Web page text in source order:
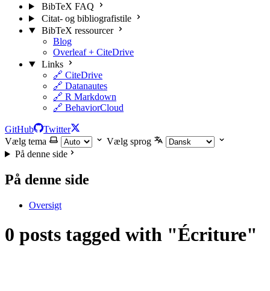
BibTeX FAQ
Citat- og bibliografistile
BibTeX ressourcer
Blog
Overleaf + CiteDrive
Links
🔗 CiteDrive
🔗 Datanautes
🔗 R Markdown
🔗 BehaviorCloud
GitHub
Twitter
Vælg tema
Vælg sprog
På denne side
På denne side
Oversigt
0 posts tagged with "Écriture"